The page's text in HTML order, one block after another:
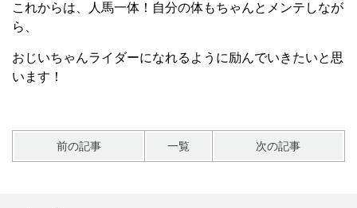
これからは、人馬一体！自分の体もちゃんとメンテしなが
ら、
おじいちゃんライダーになれるように励んでいきたいと思
います！
前の記事 一覧 次の記事